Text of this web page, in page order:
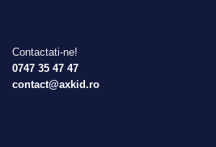
Contactati-ne!
0747 35 47 47
contact@axkid.ro